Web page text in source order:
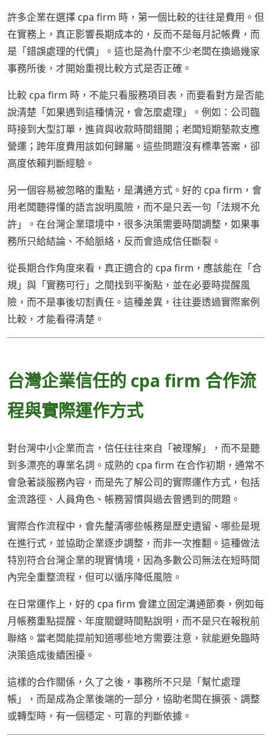
許多企業在選擇 cpa firm 時，第一個比較的往往是費用。但
在實務上，真正影響長期成本的，反而不是每月記帳費，而
是「錯誤處理的代價」。這也是為什麼不少老闆在換過幾家
事務所後，才開始重視比較方式是否正確。
比較 cpa firm 時，不能只看服務項目表，而要看對方是否能
說清楚「如果遇到這種情況，會怎麼處理」。例如：公司臨
時接到大型訂單，進貨與收款時間錯開；老闆短期墊款支應
營運；跨年度費用該如何歸屬。這些問題沒有標準答案，卻
高度依賴判斷經驗。
另一個容易被忽略的重點，是溝通方式。好的 cpa firm，會
用老闆聽得懂的語言說明風險，而不是只丟一句「法規不允
許」。在台灣企業環境中，很多決策需要時間調整，如果事
務所只給結論、不給脈絡，反而會造成信任斷裂。
從長期合作角度來看，真正適合的 cpa firm，應該能在「合
規」與「實務可行」之間找到平衡點，並在必要時提醒風
險，而不是事後切割責任。這種差異，往往要透過實際案例
比較，才能看得清楚。
台灣企業信任的 cpa firm 合作流
程與實際運作方式
對台灣中小企業而言，信任往往來自「被理解」，而不是聽
到多漂亮的專業名詞。成熟的 cpa firm 在合作初期，通常不
會急著談服務內容，而是先了解公司的實際運作方式，包括
金流路徑、人員角色、帳務習慣與過去曾遇到的問題。
實際合作流程中，會先釐清哪些帳務是歷史遺留、哪些是現
在進行式，並協助企業逐步調整，而非一次推翻。這種做法
特別符合台灣企業的現實情境，因為多數公司無法在短時間
內完全重整流程，但可以循序降低風險。
在日常運作上，好的 cpa firm 會建立固定溝通節奏，例如每
月帳務重點提醒、年度關鍵時間點說明，而不是只在報稅前
聯絡。當老闆能提前知道哪些地方需要注意，就能避免臨時
決策造成後續困擾。
這樣的合作關係，久了之後，事務所不只是「幫忙處理
帳」，而是成為企業後端的一部分，協助老闆在擴張、調整
或轉型時，有一個穩定、可靠的判斷依據。